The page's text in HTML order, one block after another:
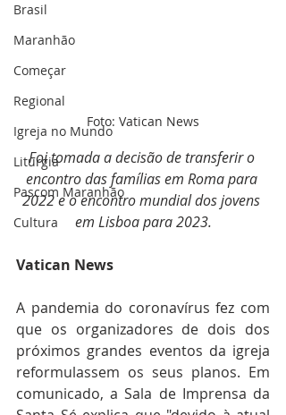
Brasil
Maranhão
Começar
Regional
Igreja no Mundo
Liturgia
Pascom Maranhão
Cultura
Foto: Vatican News
Foi tomada a decisão de transferir o
encontro das famílias em Roma para
2022 e o encontro mundial dos jovens
em Lisboa para 2023.
Vatican News
A pandemia do coronavírus fez com
que os organizadores de dois dos
próximos grandes eventos da igreja
reformulassem os seus planos. Em
comunicado, a Sala de Imprensa da